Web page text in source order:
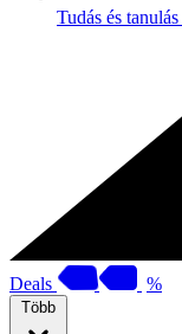
Tudás és tanulás
Deals %
Több